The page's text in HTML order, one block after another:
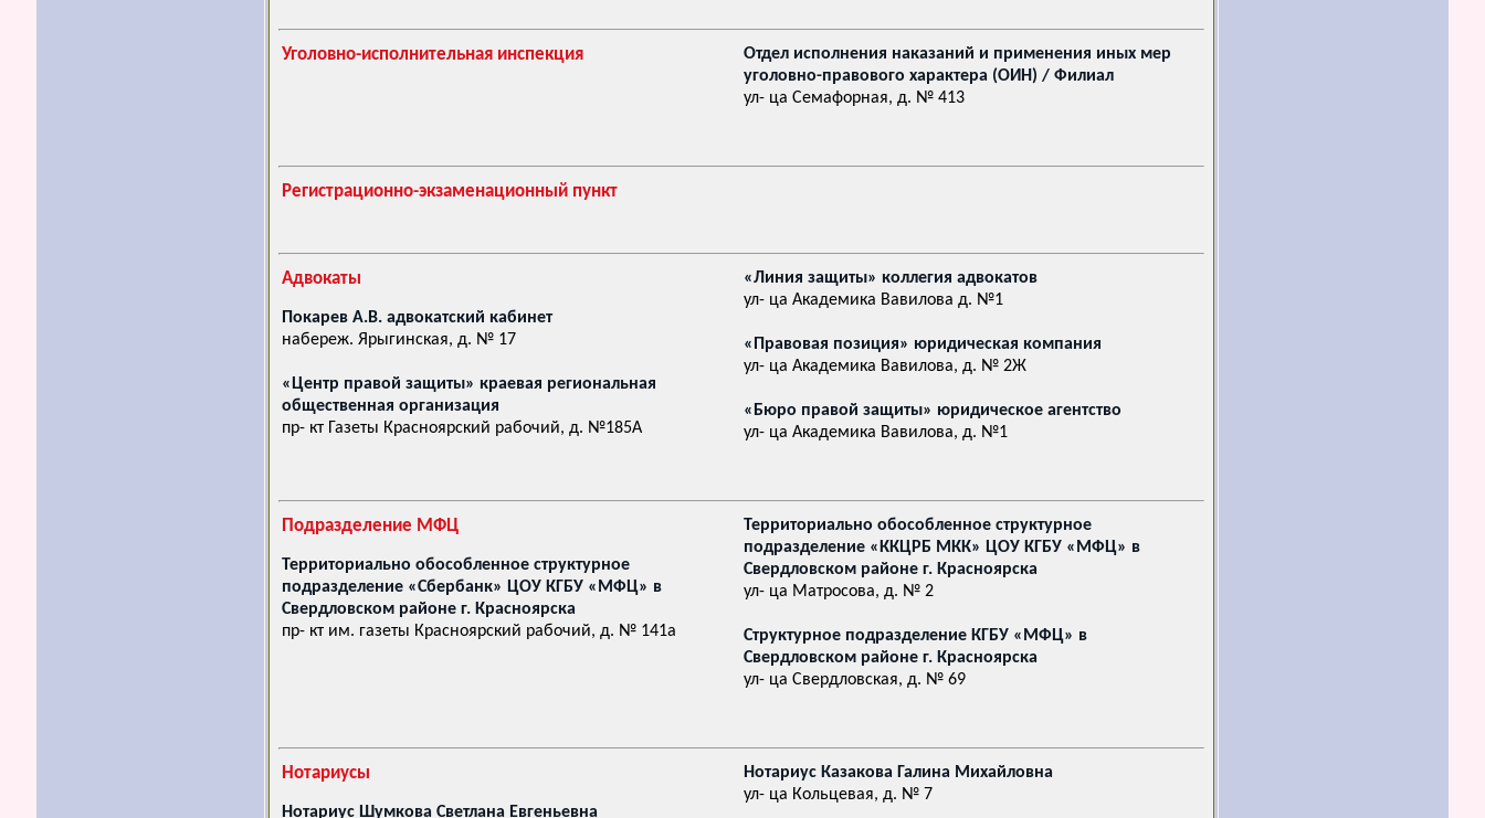
Уголовно-исполнительная инспекция
Отдел исполнения наказаний и применения иных мер
уголовно-правового характера (ОИН) / Филиал
ул- ца Семафорная, д. № 413
Регистрационно-экзаменационный пункт
Адвокаты
Покарев А.В. адвокатский кабинет
набереж. Ярыгинская, д. № 17
«Центр правой защиты» краевая региональная
общественная организация
пр- кт Газеты Красноярский рабочий, д. №185А
«Линия защиты» коллегия адвокатов
ул- ца Академика Вавилова д. №1
«Правовая позиция» юридическая компания
ул- ца Академика Вавилова, д. № 2Ж
«Бюро правой защиты» юридическое агентство
ул- ца Академика Вавилова, д. №1
Подразделение МФЦ
Территориально обособленное структурное
подразделение «Сбербанк» ЦОУ КГБУ «МФЦ» в
Свердловском районе г. Красноярска
пр- кт им. газеты Красноярский рабочий, д. № 141а
Территориально обособленное структурное
подразделение «ККЦРБ МКК» ЦОУ КГБУ «МФЦ» в
Свердловском районе г. Красноярска
ул- ца Матросова, д. № 2
Структурное подразделение КГБУ «МФЦ» в
Свердловском районе г. Красноярска
ул- ца Свердловская, д. № 69
Нотариусы
Нотариус Шумкова Светлана Евгеньевна
Нотариус Казакова Галина Михайловна
ул- ца Кольцевая, д. № 7